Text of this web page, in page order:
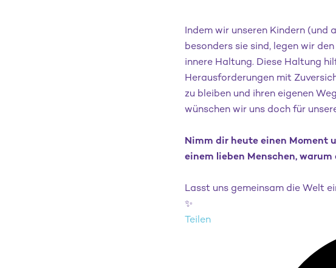
Indem wir unseren Kindern (und
besonders sie sind, legen wir
innere Haltung. Diese Haltung
Herausforderungen mit
zu bleiben und ihren eigenen
wünschen wir uns doch für
Nimm dir heute einen Moment
einem lieben Menschen,
Lasst uns gemeinsam die Welt
✨
Teilen